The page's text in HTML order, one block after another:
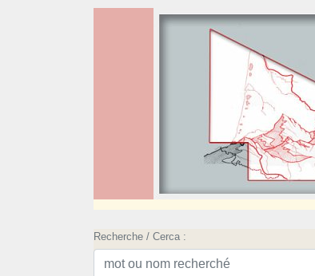
Recherche / Cerca :